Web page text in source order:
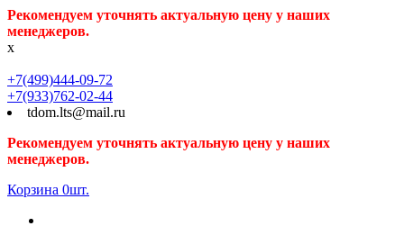
Рекомендуем уточнять актуальную цену у наших
менеджеров.
x
+7(499)444-09-72
+7(933)762-02-44
tdom.lts@mail.ru
Рекомендуем уточнять актуальную цену у наших
менеджеров.
Корзина 0шт.